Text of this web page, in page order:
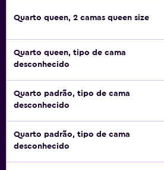
Quarto queen, 2 camas queen size
Quarto queen, tipo de cama
desconhecido
Quarto padrão, tipo de cama
desconhecido
Quarto padrão, tipo de cama
desconhecido